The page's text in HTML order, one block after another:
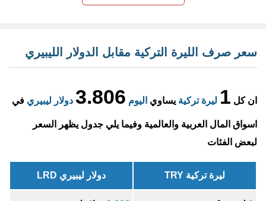
سعر صرف الليرة التركية مقابل الدولار الليبيري
ان كل 1 ليرة تركية يساوي اليوم 3.806 دولار ليبيري في
اسواق المال العربية والعالمية وفيما يلي جدول يظهر السعر
لبعض الفئات
ليرة تركية TRY دولار ليبيري LRD